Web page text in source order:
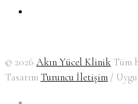
© 2026 Akın Yücel Klinik Tüm
Tasarım Turuncu İletişim /